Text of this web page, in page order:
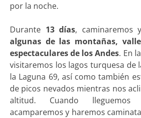
por la noche.
Durante 13 días, caminaremos
algunas de las montañas,
espectaculares de los Andes. En la
visitaremos los lagos turquesa de
la Laguna 69, así como también
de picos nevados mientras nos
altitud. Cuando
acamparemos y haremos